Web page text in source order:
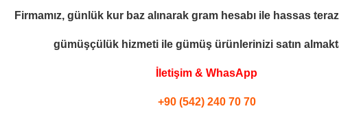
Firmamız, günlük kur baz alınarak gram hesabı ile hassas
gümüşçülük hizmeti ile gümüş ürünlerinizi satın
İletişim & WhasApp
+90 (542) 240 70 70